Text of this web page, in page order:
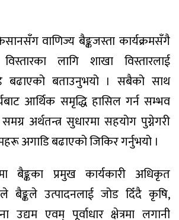
वाणिज्य बैङ्कजस्ता कार्यक्रमसँगै
लागि शाखा विस्तारलाई
बढाएको बताउनुभयो । सबैको साथ
आर्थिक समृद्धि हासिल गर्न सम्भव
अर्थतन्त्र सुधारमा सहयोग पुग्नेगरी
अगाडि बढाएको जिकिर गर्नुभयो ।
बैङ्कका प्रमुख कार्यकारी अधिकृत
बैङ्कले उत्पादनलाई जोड दिँदै कृषि,
उद्यम एवम् पूर्वाधार क्षेत्रमा लगानी